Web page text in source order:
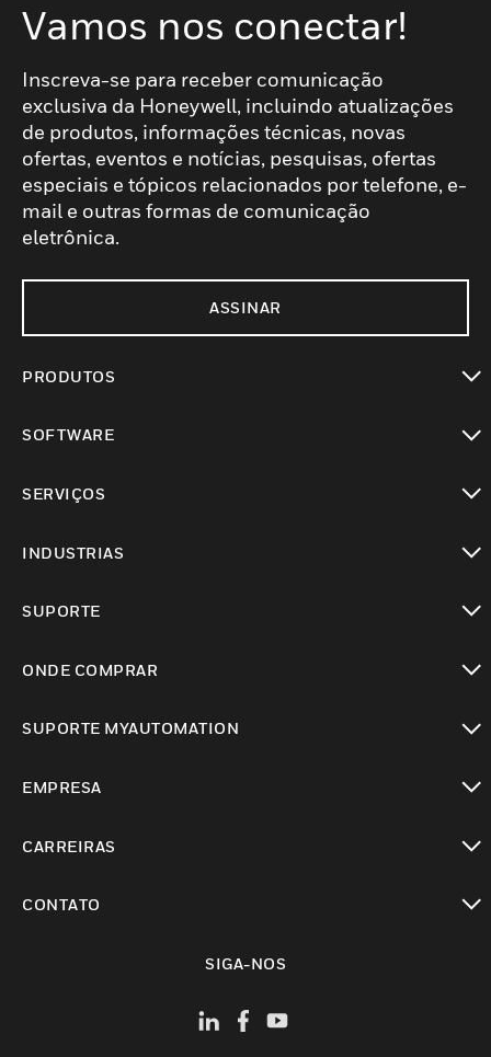
Vamos nos conectar!
Inscreva-se para receber comunicação
exclusiva da Honeywell, incluindo atualizações
de produtos, informações técnicas, novas
ofertas, eventos e notícias, pesquisas, ofertas
especiais e tópicos relacionados por telefone, e-
mail e outras formas de comunicação
eletrônica.
ASSINAR
PRODUTOS
SOFTWARE
SERVIÇOS
INDUSTRIAS
SUPORTE
ONDE COMPRAR
SUPORTE MYAUTOMATION
EMPRESA
CARREIRAS
CONTATO
SIGA-NOS